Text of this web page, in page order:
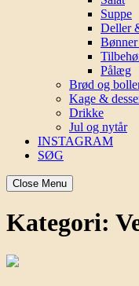
Suppe
Deller
Pålæg
Brød og
Kage &
Drikke
Jul og nytår
INSTAGRAM
SØG
Close Menu
Kategori: